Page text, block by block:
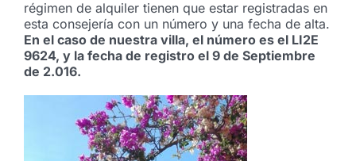
régimen de alquiler tienen que estar registradas en
esta consejería con un número y una fecha de alta.
En el caso de nuestra villa, el número es el LI2E
9624, y la fecha de registro el 9 de Septiembre
de 2.016.